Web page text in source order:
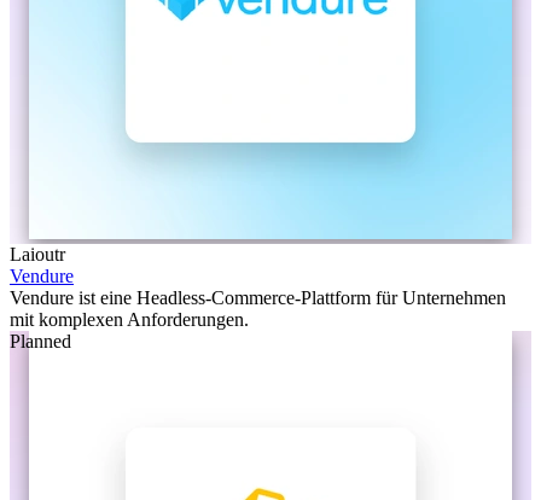
Laioutr
Vendure
Vendure ist eine Headless-Commerce-Plattform für Unternehmen
mit komplexen Anforderungen.
Planned